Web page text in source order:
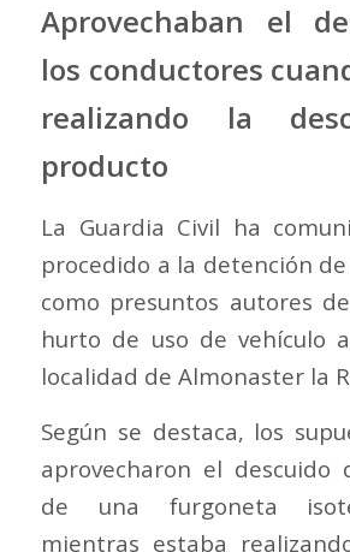
Aprovechaban el
los conductores
realizando la
producto
La Guardia Civil ha
procedido a la detención
como presuntos autores
hurto de uso de vehículo
localidad de Almonaster la
Según se destaca, los
aprovecharon el descuido
de una furgoneta
mientras estaba